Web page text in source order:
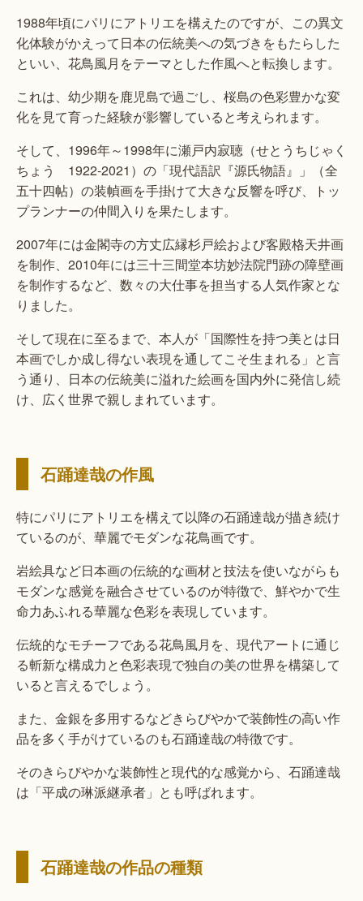
1988年頃にパリにアトリエを構えたのですが、この異文
化体験がかえって日本の伝統美への気づきをもたらした
といい、花鳥風月をテーマとした作風へと転換します。
これは、幼少期を鹿児島で過ごし、桜島の色彩豊かな変
化を見て育った経験が影響していると考えられます。
そして、1996年～1998年に瀬戸内寂聴（せとうちじゃく
ちょう 1922-2021）の「現代語訳『源氏物語』」（全
五十四帖）の装幀画を手掛けて大きな反響を呼び、トッ
プランナーの仲間入りを果たします。
2007年には金閣寺の方丈広縁杉戸絵および客殿格天井画
を制作、2010年には三十三間堂本坊妙法院門跡の障壁画
を制作するなど、数々の大仕事を担当する人気作家とな
りました。
そして現在に至るまで、本人が「国際性を持つ美とは日
本画でしか成し得ない表現を通してこそ生まれる」と言
う通り、日本の伝統美に溢れた絵画を国内外に発信し続
け、広く世界で親しまれています。
石踊達哉の作風
特にパリにアトリエを構えて以降の石踊達哉が描き続け
ているのが、華麗でモダンな花鳥画です。
岩絵具など日本画の伝統的な画材と技法を使いながらも
モダンな感覚を融合させているのが特徴で、鮮やかで生
命力あふれる華麗な色彩を表現しています。
伝統的なモチーフである花鳥風月を、現代アートに通じ
る斬新な構成力と色彩表現で独自の美の世界を構築して
いると言えるでしょう。
また、金銀を多用するなどきらびやかで装飾性の高い作
品を多く手がけているのも石踊達哉の特徴です。
そのきらびやかな装飾性と現代的な感覚から、石踊達哉
は「平成の琳派継承者」とも呼ばれます。
石踊達哉の作品の種類